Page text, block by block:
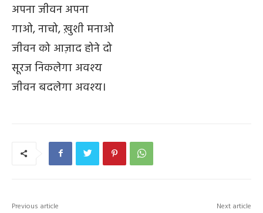
अपना जीवन अपना
गाओ, नाचो, ख़ुशी मनाओ
जीवन को आज़ाद होने दो
सूरज निकलेगा अवश्य
जीवन बदलेगा अवश्य।
Previous article Next article